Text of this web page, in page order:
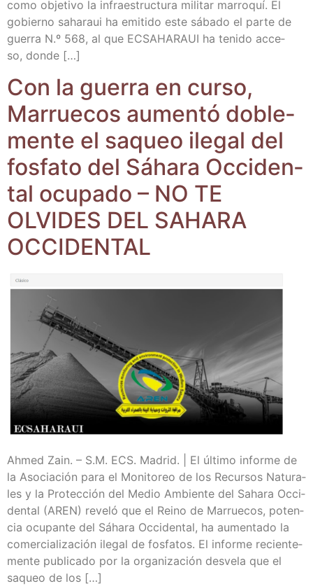
como obje­ti­vo la infra­es­truc­tu­ra mili­tar marro­quí. El
gobierno saha­raui ha emi­ti­do este sába­do el par­te de
gue­rra N.º 568, al que ECSAHARAUI ha teni­do acce­
so, donde […]
Con la gue­rra en cur­so,
Marrue­cos aumen­tó doble­
men­te el saqueo ile­gal del
fos­fa­to del Sáha­ra Occi­den­
tal ocu­pa­do – NO TE
OLVIDES DEL SAHARA
OCCIDENTAL
Ahmed Zain. – S.M. ECS. Madrid. | El últi­mo infor­me de
la Aso­cia­ción para el Moni­to­reo de los Recur­sos Natu­ra­
les y la Pro­tec­ción del Medio Ambien­te del Saha­ra Occi­
den­tal (AREN) reve­ló que el Rei­no de Marrue­cos, poten­
cia ocu­pan­te del Sáha­ra Occi­den­tal, ha aumen­ta­do la
comer­cia­li­za­ción ile­gal de fos­fa­tos. El infor­me recien­te­
men­te publi­ca­do por la orga­ni­za­ción des­ve­la que el
saqueo de los […]